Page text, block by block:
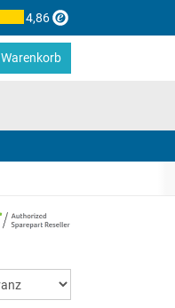
4,86
Warenkorb